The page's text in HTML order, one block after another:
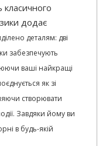
додає
деталям: дві
забезпечують
ваші найкращі
як зі
створювати
Завдяки йому ви
в будь-якій